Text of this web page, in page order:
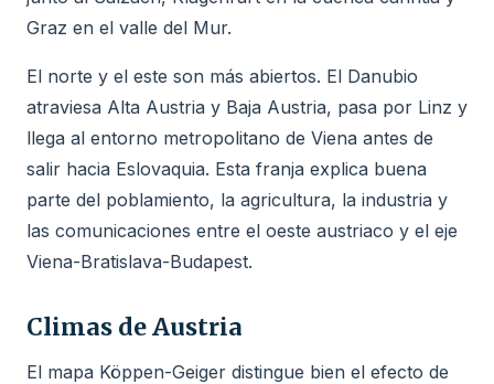
Graz en el valle del Mur.
El norte y el este son más abiertos. El Danubio
atraviesa Alta Austria y Baja Austria, pasa por Linz y
llega al entorno metropolitano de Viena antes de
salir hacia Eslovaquia. Esta franja explica buena
parte del poblamiento, la agricultura, la industria y
las comunicaciones entre el oeste austriaco y el eje
Viena-Bratislava-Budapest.
Climas de Austria
El mapa Köppen-Geiger distingue bien el efecto de